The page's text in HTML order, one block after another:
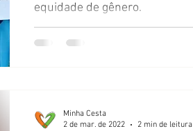
equidade de gênero.
Minha Cesta
2 de mar. de 2022
2 min de leitura